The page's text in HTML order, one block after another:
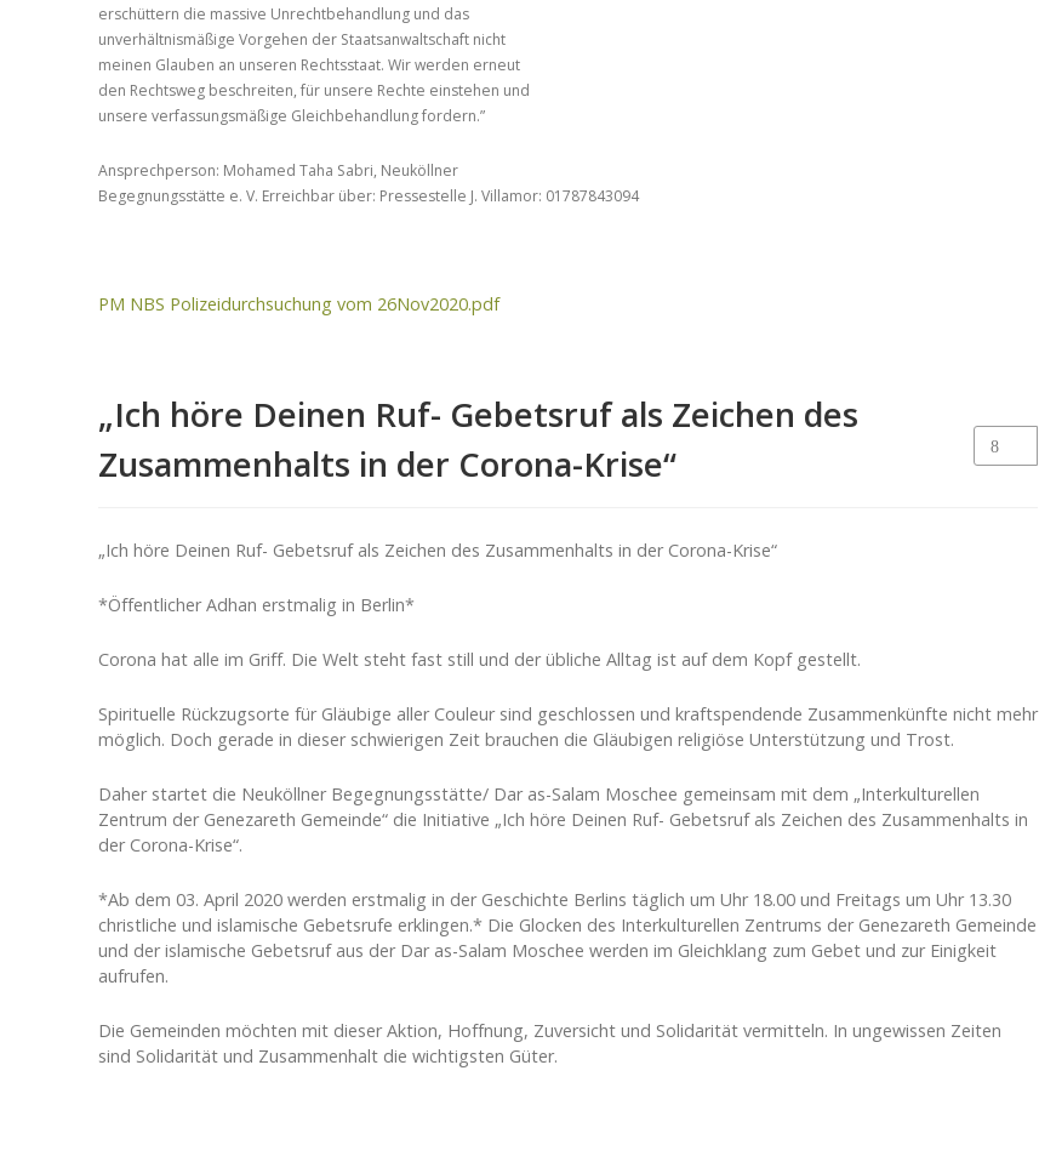
erschüttern die massive Unrechtbehandlung und das
unverhältnismäßige Vorgehen der Staatsanwaltschaft nicht
meinen Glauben an unseren Rechtsstaat. Wir werden erneut
den Rechtsweg beschreiten, für unsere Rechte einstehen und
unsere verfassungsmäßige Gleichbehandlung fordern.”
Ansprechperson: Mohamed Taha Sabri, Neuköllner
Begegnungsstätte e. V. Erreichbar über: Pressestelle J. Villamor: 01787843094
PM NBS Polizeidurchsuchung vom 26Nov2020.pdf
„Ich höre Deinen Ruf- Gebetsruf als Zeichen des
Zusammenhalts in der Corona-Krise“
„Ich höre Deinen Ruf- Gebetsruf als Zeichen des Zusammenhalts in der Corona-Krise“
*Öffentlicher Adhan erstmalig in Berlin*
Corona hat alle im Griff. Die Welt steht fast still und der übliche Alltag ist auf dem Kopf gestellt.
Spirituelle Rückzugsorte für Gläubige aller Couleur sind geschlossen und kraftspendende Zusammenkünfte nicht mehr
möglich. Doch gerade in dieser schwierigen Zeit brauchen die Gläubigen religiöse Unterstützung und Trost.
Daher startet die Neuköllner Begegnungsstätte/ Dar as-Salam Moschee gemeinsam mit dem „Interkulturellen
Zentrum der Genezareth Gemeinde“ die Initiative „Ich höre Deinen Ruf- Gebetsruf als Zeichen des Zusammenhalts in
der Corona-Krise“.
*Ab dem 03. April 2020 werden erstmalig in der Geschichte Berlins täglich um Uhr 18.00 und Freitags um Uhr 13.30
christliche und islamische Gebetsrufe erklingen.* Die Glocken des Interkulturellen Zentrums der Genezareth Gemeinde
und der islamische Gebetsruf aus der Dar as-Salam Moschee werden im Gleichklang zum Gebet und zur Einigkeit
aufrufen.
Die Gemeinden möchten mit dieser Aktion, Hoffnung, Zuversicht und Solidarität vermitteln. In ungewissen Zeiten
sind Solidarität und Zusammenhalt die wichtigsten Güter.